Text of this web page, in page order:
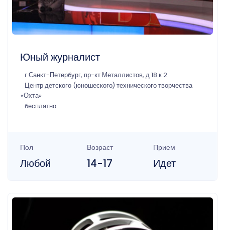
Юный журналист
г Санкт-Петербург, пр-кт Металлистов, д 18 к 2
Центр детского (юношеского) технического творчества
«Охта»
бесплатно
Пол
Любой
Возраст
14-17
Прием
Идет